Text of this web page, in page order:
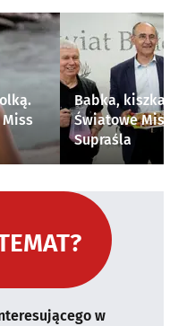
Babka, kiszka i
Światowe
Supraśla
w